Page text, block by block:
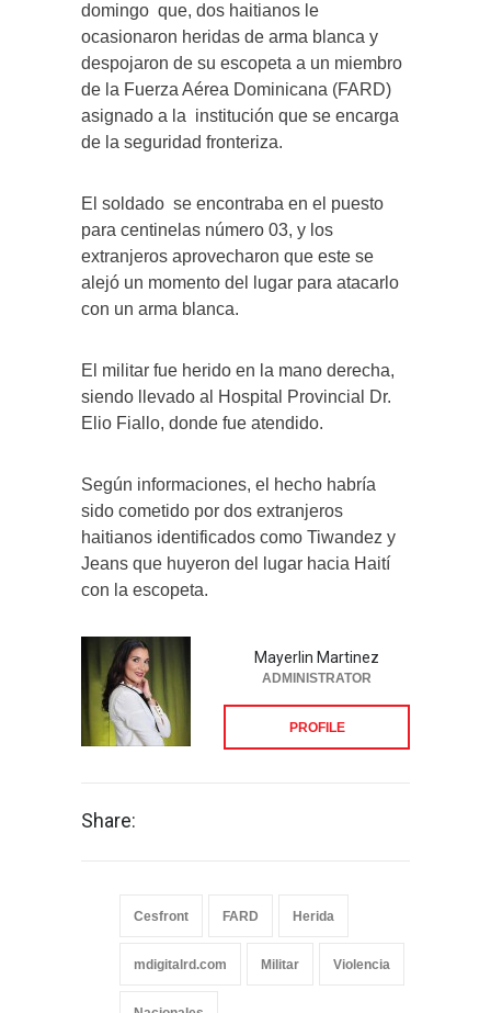
domingo que, dos haitianos le
ocasionaron heridas de arma blanca y
despojaron de su escopeta a un miembro
de la Fuerza Aérea Dominicana (FARD)
asignado a la institución que se encarga
de la seguridad fronteriza.
El soldado se encontraba en el puesto
para centinelas número 03, y los
extranjeros aprovecharon que este se
alejó un momento del lugar para atacarlo
con un arma blanca.
El militar fue herido en la mano derecha,
siendo llevado al Hospital Provincial Dr.
Elio Fiallo, donde fue atendido.
Según informaciones, el hecho habría
sido cometido por dos extranjeros
haitianos identificados como Tiwandez y
Jeans que huyeron del lugar hacia Haití
con la escopeta.
Mayerlin Martinez
ADMINISTRATOR
PROFILE
Share:
Cesfront FARD Herida
mdigitalrd.com Militar Violencia